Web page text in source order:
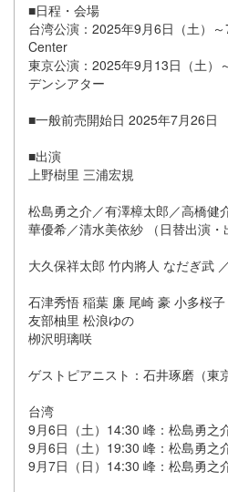
■日程・会場
台湾公演：2025年9月6日（土）
Center
東京公演：2025年9月13日（土）
デンシアター
■一般前売開始日 2025年7月26日
■出演
上野樹里 三浦宏規
松島勇之介／有澤樟太郎／高橋健
華優希／清水美依紗 （日替出演・
大久保祥太郎 竹内將人 なだぎ武
石津秀悟 稲葉 廉 尾崎 豪 小多桜
友部柚里 松浪ゆの
栁沢明璃咲
ゲストピアニスト：石井琢磨（東
台湾
9月6日（土）14:30 峰：松島勇之
9月6日（土）19:30 峰：松島勇之
9月7日（日）14:30 峰：松島勇之